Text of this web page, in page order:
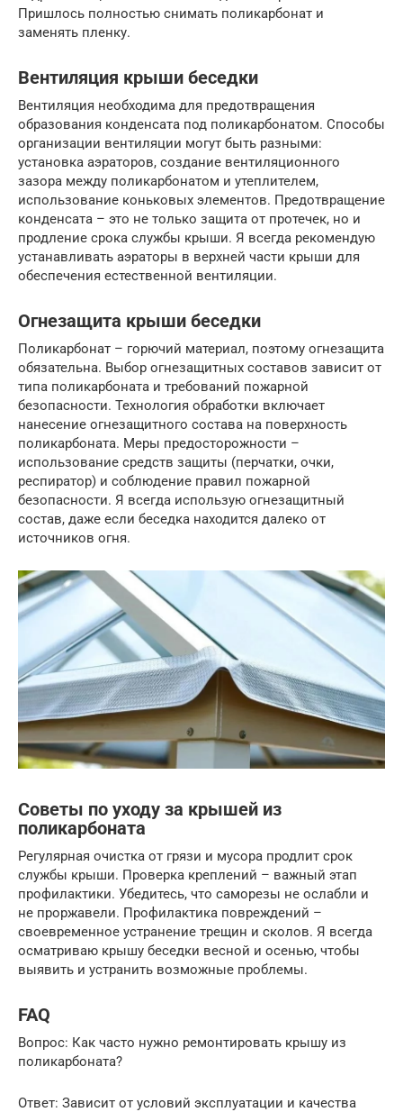
Пришлось полностью снимать поликарбонат и
заменять пленку.
Вентиляция крыши беседки
Вентиляция необходима для предотвращения
образования конденсата под поликарбонатом. Способы
организации вентиляции могут быть разными:
установка аэраторов, создание вентиляционного
зазора между поликарбонатом и утеплителем,
использование коньковых элементов. Предотвращение
конденсата – это не только защита от протечек, но и
продление срока службы крыши. Я всегда рекомендую
устанавливать аэраторы в верхней части крыши для
обеспечения естественной вентиляции.
Огнезащита крыши беседки
Поликарбонат – горючий материал, поэтому огнезащита
обязательна. Выбор огнезащитных составов зависит от
типа поликарбоната и требований пожарной
безопасности. Технология обработки включает
нанесение огнезащитного состава на поверхность
поликарбоната. Меры предосторожности –
использование средств защиты (перчатки, очки,
респиратор) и соблюдение правил пожарной
безопасности. Я всегда использую огнезащитный
состав, даже если беседка находится далеко от
источников огня.
Советы по уходу за крышей из
поликарбоната
Регулярная очистка от грязи и мусора продлит срок
службы крыши. Проверка креплений – важный этап
профилактики. Убедитесь, что саморезы не ослабли и
не проржавели. Профилактика повреждений –
своевременное устранение трещин и сколов. Я всегда
осматриваю крышу беседки весной и осенью, чтобы
выявить и устранить возможные проблемы.
FAQ
Вопрос: Как часто нужно ремонтировать крышу из
поликарбоната?
Ответ: Зависит от условий эксплуатации и качества